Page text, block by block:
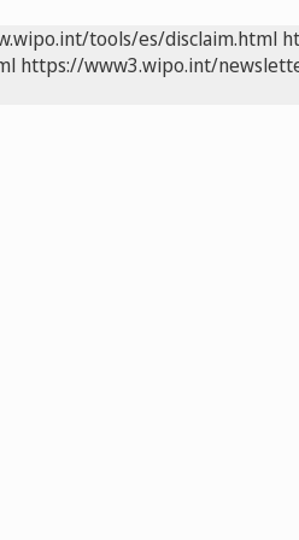
tools/es/disclaim.html
https://www3.wipo.int/